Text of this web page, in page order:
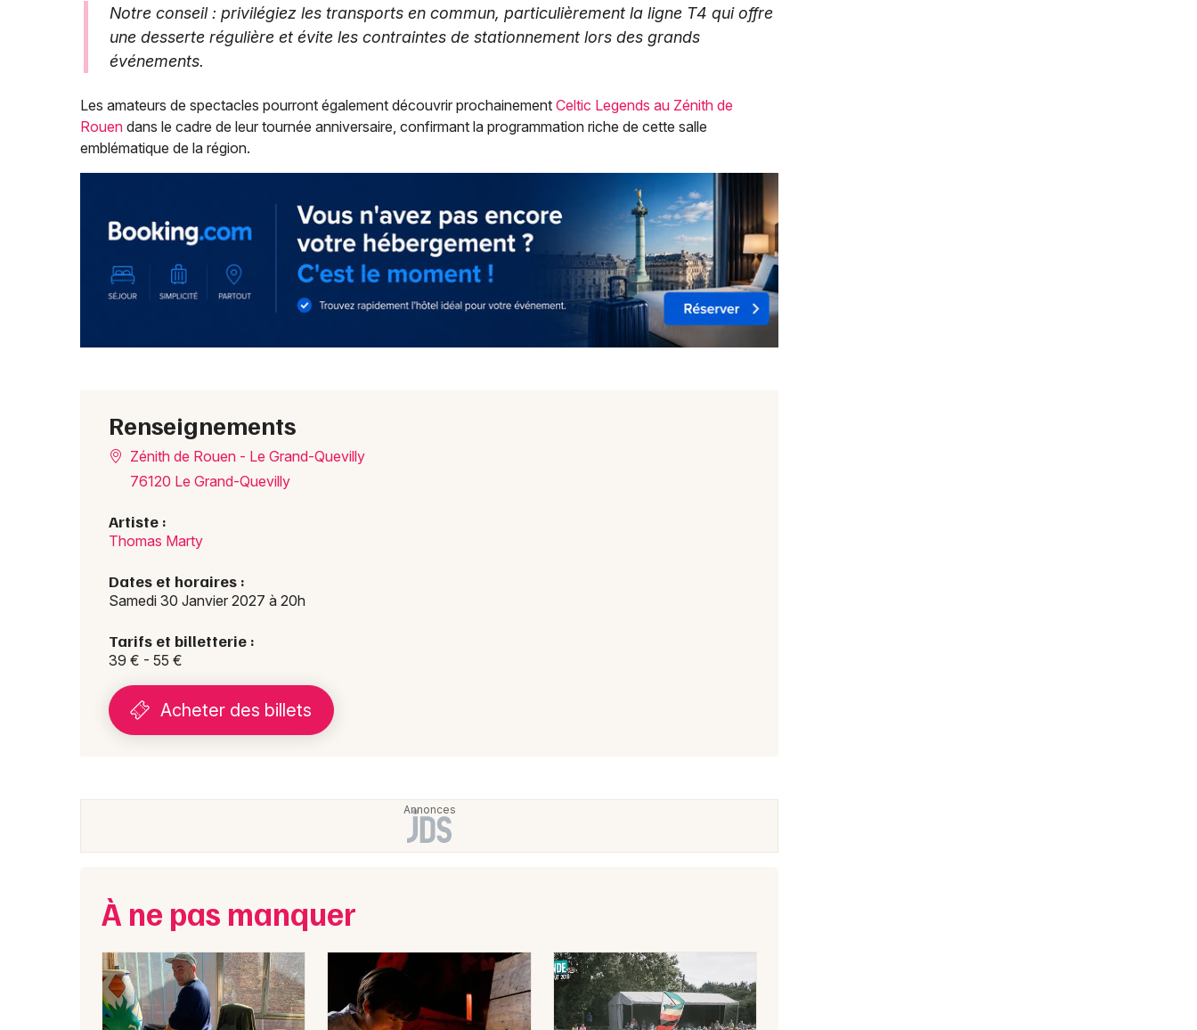
Notre conseil : privilégiez les transports en commun, particulièrement la ligne T4 qui offre
une desserte régulière et évite les contraintes de stationnement lors des grands
événements.
Les amateurs de spectacles pourront également découvrir prochainement Celtic Legends au Zénith de
Rouen dans le cadre de leur tournée anniversaire, confirmant la programmation riche de cette salle
emblématique de la région.
Renseignements
Zénith de Rouen - Le Grand-Quevilly
76120 Le Grand-Quevilly
Artiste :
Thomas Marty
Dates et horaires :
Samedi 30 Janvier 2027 à 20h
Tarifs et billetterie :
39 € - 55 €
Acheter des billets
À ne pas manquer